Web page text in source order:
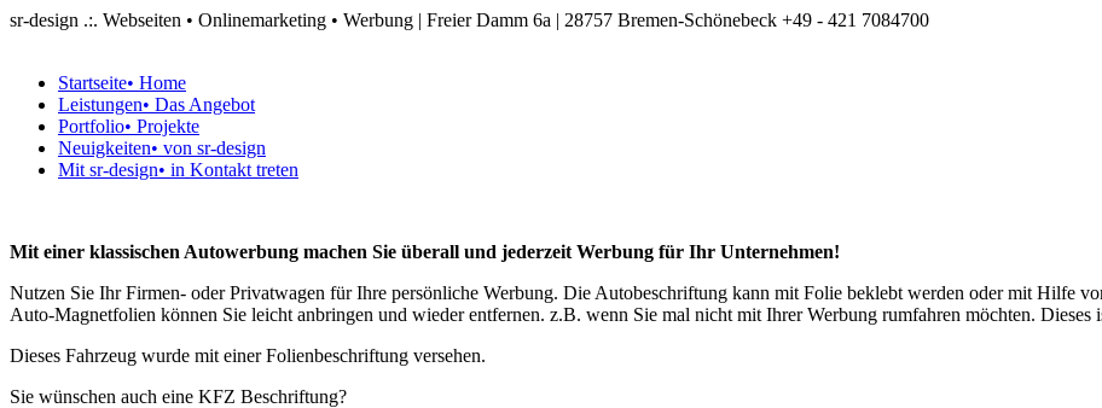
sr-design .:. Webseiten • Onlinemarketing • Werbung | Freier Damm 6a | 28757 Bremen-Schönebeck +49 - 421 7084700
Startseite• Home
Leistungen• Das Angebot
Portfolio• Projekte
Neuigkeiten• von sr-design
Mit sr-design• in Kontakt treten
Mit einer klassischen Autowerbung machen Sie überall und jederzeit Werbung für Ihr Unternehmen!
Nutzen Sie Ihr Firmen- oder Privatwagen für Ihre persönliche Werbung. Die Autobeschriftung kann mit Folie beklebt werden oder mit Hilfe
Auto-Magnetfolien können Sie leicht anbringen und wieder entfernen. z.B. wenn Sie mal nicht mit Ihrer Werbung rumfahren möchten. Dieses
Dieses Fahrzeug wurde mit einer Folienbeschriftung versehen.
Sie wünschen auch eine KFZ Beschriftung?